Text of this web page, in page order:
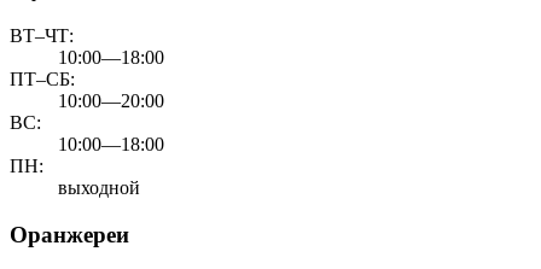
ВТ–ЧТ:
10:00—18:00
ПТ–СБ:
10:00—20:00
ВС:
10:00—18:00
ПН:
выходной
Оранжереи